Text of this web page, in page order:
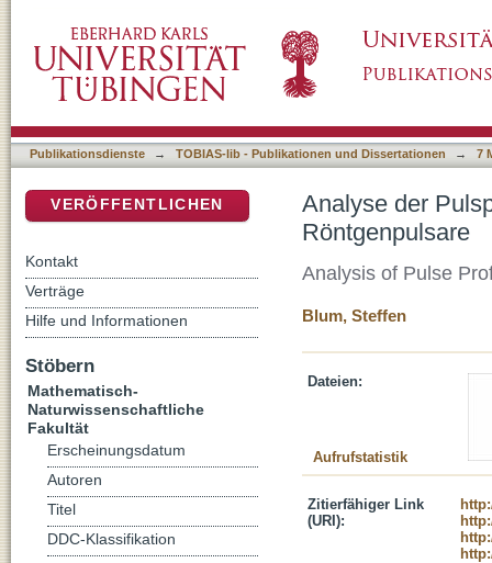
Publikationsdienste → TOBIAS-lib - Publikationen und Dissertationen → 7
Analyse der
Röntgenpulsare
Analysis of Pulse
Blum, Steffen
Dateien:
Aufrufstatistik
Zitierfähiger Link
(URI):
VERÖFFENTLICHEN
Kontakt
Verträge
Hilfe und Informationen
Stöbern
Mathematisch-
Naturwissenschaftliche
Fakultät
Erscheinungsdatum
Autoren
Titel
DDC-Klassifikation